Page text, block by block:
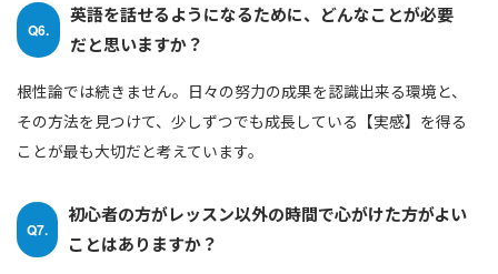
Q6.
英語を話せるようになるために、どんなことが必要
だと思いますか？
根性論では続きません。日々の努力の成果を認識出来る環境と、
その方法を見つけて、少しずつでも成長している【実感】を得る
ことが最も大切だと考えています。
Q7.
初心者の方がレッスン以外の時間で心がけた方がよい
ことはありますか？